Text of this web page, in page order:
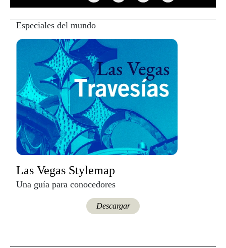
Especiales del mundo
Las Vegas Stylemap
Una guía para conocedores
Descargar